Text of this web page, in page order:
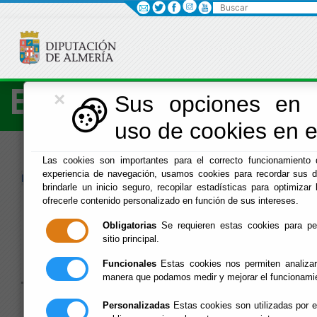
×
Sus opciones en
uso de cookies en
Las cookies son importantes para el correcto
experiencia de navegación, usamos cookies para recordar sus
brindarle un inicio seguro, recopilar estadísticas para
ofrecerle contenido personalizado en función de sus intereses.
Obligatorias Se requieren estas cookies para
sitio principal.
Funcionales Estas cookies nos permiten
manera que podamos medir y mejorar el
Personalizadas Estas cookies son utilizadas por
Economía
Inicio -Hacienda - Agencia de Alhama
Agencia de
Alhama
»» Agencia del SAT en Alhama de Almería
Buscar